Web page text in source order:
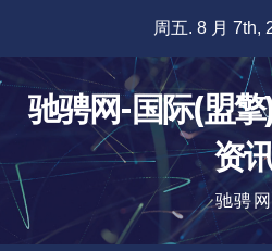
内
周五. 8 月 7th,
驰骋网-国际(盟
资
驰骋网